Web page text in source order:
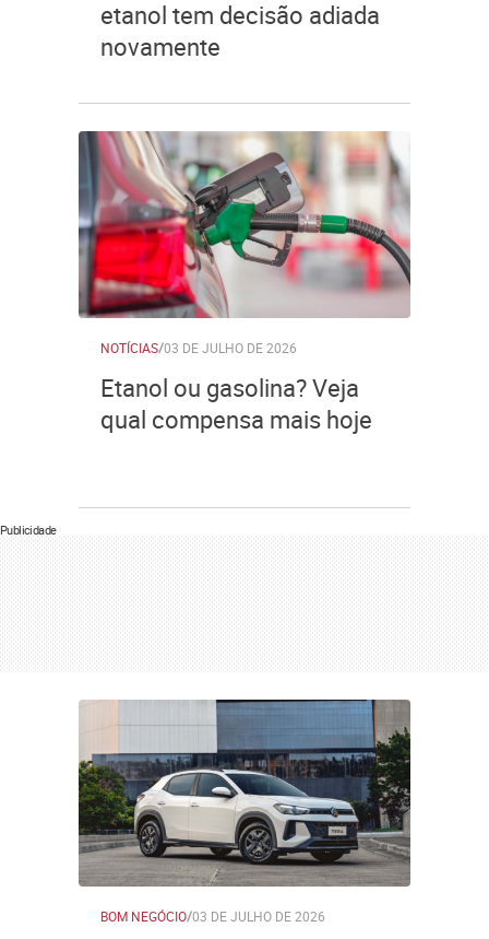
etanol tem decisão adiada
novamente
NOTÍCIAS/03 DE JULHO DE 2026
Etanol ou gasolina? Veja
qual compensa mais hoje
Publicidade
BOM NEGÓCIO/03 DE JULHO DE 2026